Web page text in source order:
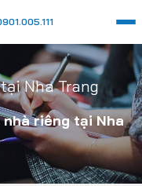
Nha Trang
riêng tại Nha